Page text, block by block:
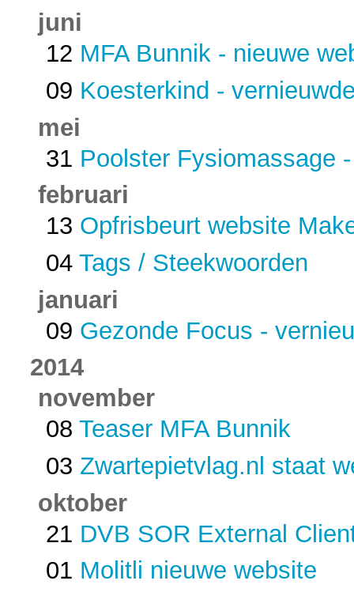
juni
12 MFA Bunnik - nieuwe
09 Koesterkind -
mei
31 Poolster Fysiomassage
februari
13 Opfrisbeurt website
04 Tags / Steekwoorden
januari
09 Gezonde Focus -
2014
november
08 Teaser MFA Bunnik
03 Zwartepietvlag.nl staat
oktober
21 DVB SOR External
01 Molitli nieuwe website